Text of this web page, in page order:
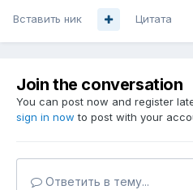
Вставить ник Цитата
Join the conversation
You can post now and register
sign in now to post with your
Ответить в тему...